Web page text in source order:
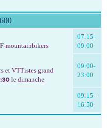
mountainbikers
07:15-
09:00
et VTTistes grand
le dimanche
09:00-
23:00
09:15 -
16:50